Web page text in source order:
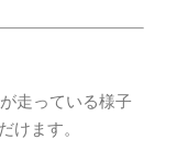
走っている様子
けます。